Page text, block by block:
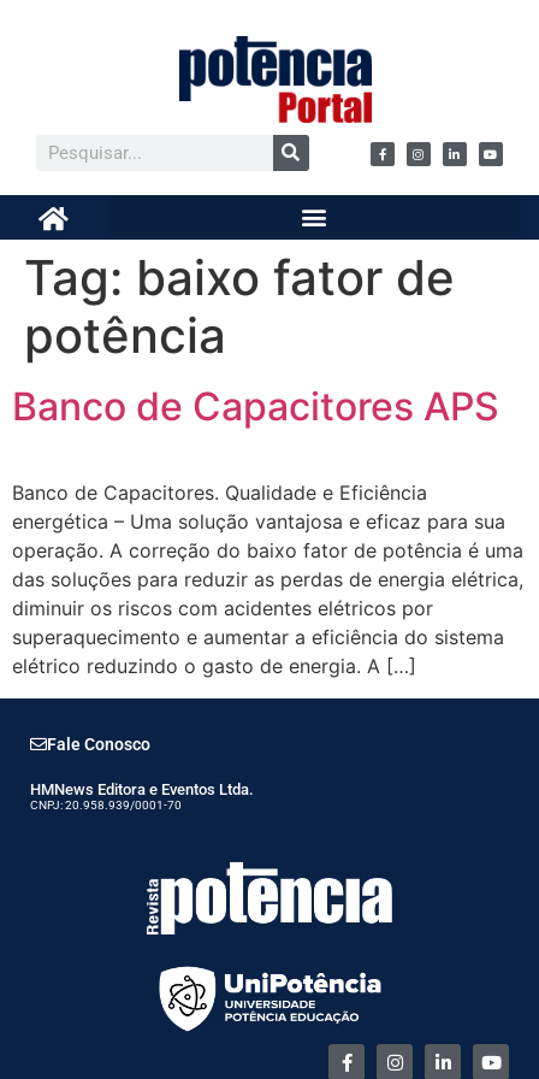
Tag: baixo fator de
potência
Banco de Capacitores APS
Banco de Capacitores. Qualidade e Eficiência
energética – Uma solução vantajosa e eficaz para sua
operação. A correção do baixo fator de potência é uma
das soluções para reduzir as perdas de energia elétrica,
diminuir os riscos com acidentes elétricos por
superaquecimento e aumentar a eficiência do sistema
elétrico reduzindo o gasto de energia. A […]
Fale Conosco
HMNews Editora e Eventos Ltda.
CNPJ: 20.958.939/0001-70